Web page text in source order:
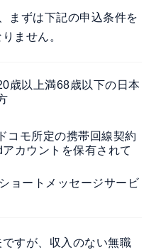
まずは下記の申込条件を
ません。
歳以上満68歳以下の日本
コモ所定の携帯回線契約
カウントを保有されて
ョートメッセージサービ
すが、収入のない無職